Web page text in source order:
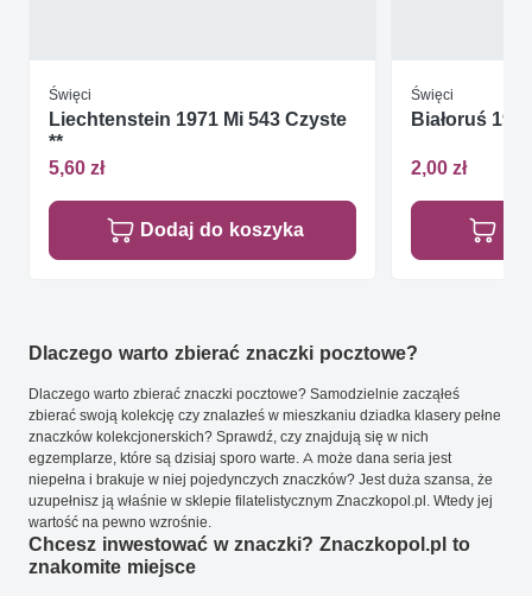
Święci
Liechtenstein 1971 Mi 543 Czyste
**
5,60 zł
Dodaj do koszyka
Święci
Białoruś
2,00 zł
Dlaczego warto zbierać znaczki pocztowe?
Dlaczego warto zbierać znaczki pocztowe? Samodzielnie zacząłeś
zbierać swoją kolekcję czy znalazłeś w mieszkaniu dziadka klasery pełne
znaczków kolekcjonerskich? Sprawdź, czy znajdują się w nich
egzemplarze, które są dzisiaj sporo warte. A może dana seria jest
niepełna i brakuje w niej pojedynczych znaczków? Jest duża szansa, że
uzupełnisz ją właśnie w sklepie filatelistycznym Znaczkopol.pl. Wtedy jej
wartość na pewno wzrośnie.
Chcesz inwestować w znaczki? Znaczkopol.pl to
znakomite miejsce